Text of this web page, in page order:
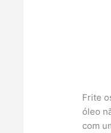
Frite
óleo
com